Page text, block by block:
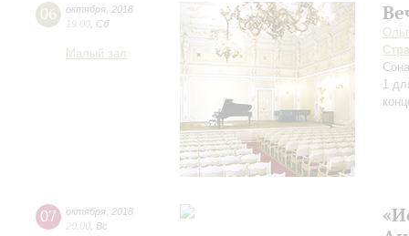
06 октября 2018
19:00 Сб
Малый зал
1
07 октября 2018
20:00 Вс